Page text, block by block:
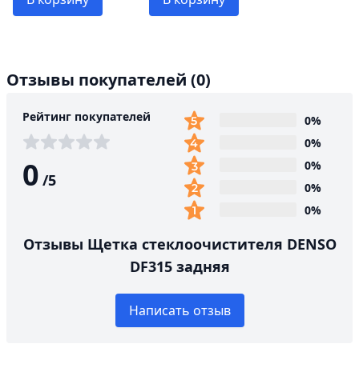
Отзывы покупателей (0)
Рейтинг покупателей
0 /5
0%
0%
0%
0%
0%
Отзывы Щетка стеклоочистителя DENSO
DF315 задняя
Написать отзыв